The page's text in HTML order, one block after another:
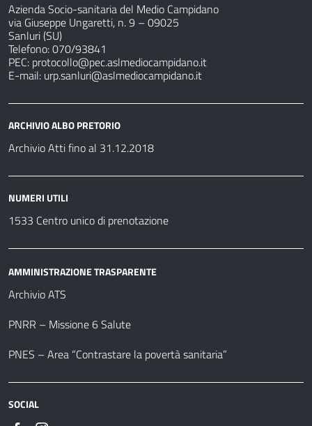
Azienda Socio-sanitaria del Medio Campidano
via Giuseppe Ungaretti, n. 9 – 09025
Sanluri (SU)
Telefono: 070/93841
PEC: protocollo@pec.aslmediocampidano.it
E-mail: urp.sanluri@aslmediocampidano.it
ARCHIVIO ALBO PRETORIO
Archivio Atti fino al 31.12.2018
NUMERI UTILI
1533 Centro unico di prenotazione
AMMINISTRAZIONE TRASPARENTE
Archivio ATS
PNRR – Missione 6 Salute
PNES – Area “Contrastare la povertà sanitaria”
SOCIAL